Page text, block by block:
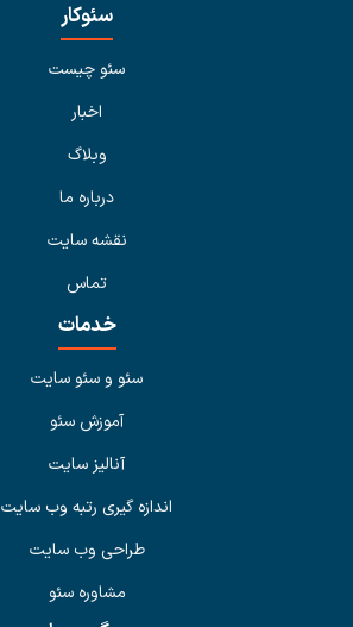
سئوکار
سئو چیست
اخبار
وبلاگ
درباره ما
نقشه سایت
تماس
خدمات
سئو و سئو سایت
آموزش سئو
آنالیز سایت
اندازه گیری رتبه وب سایت
طراحی وب سایت
مشاوره سئو